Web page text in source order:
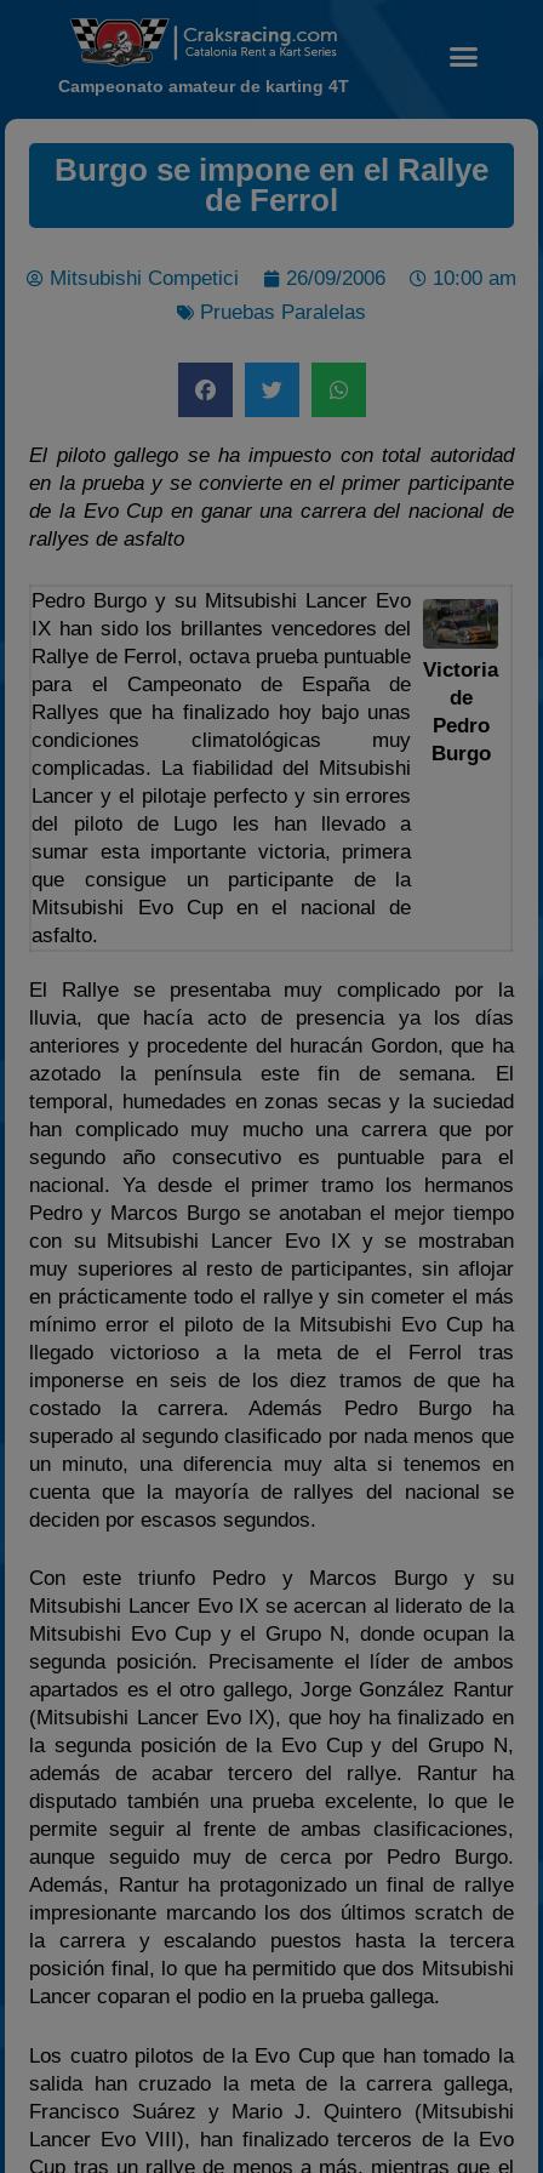
Noticias
Calendario
Temporada 2026
Carreras finalizadas
Temporadas anteriores
2020-2021
2025
Estadísticas
Preguntas Frecuentes
Campeonato amateur de karting 4T
Burgo se impone en el Rallye
de Ferrol
Mitsubishi Competici 26/09/2006
10:00 am
Pruebas Paralelas
El piloto gallego se ha impuesto con total autoridad
en la prueba y se convierte en el primer participante
de la Evo Cup en ganar una carrera del nacional de
rallyes de asfalto
Pedro Burgo y su Mitsubishi Lancer Evo
IX han sido los brillantes vencedores del
Rallye de Ferrol, octava prueba puntuable
para el Campeonato de España de
Rallyes que ha finalizado hoy bajo unas
condiciones climatológicas muy
complicadas. La fiabilidad del Mitsubishi
Lancer y el pilotaje perfecto y sin errores
del piloto de Lugo les han llevado a
sumar esta importante victoria, primera
que consigue un participante de la
Mitsubishi Evo Cup en el nacional de
asfalto.
Victoria
de
Pedro
Burgo
El Rallye se presentaba muy complicado por la
lluvia, que hacía acto de presencia ya los días
anteriores y procedente del huracán Gordon, que ha
azotado la península este fin de semana. El
temporal, humedades en zonas secas y la suciedad
han complicado muy mucho una carrera que por
segundo año consecutivo es puntuable para el
nacional. Ya desde el primer tramo los hermanos
Pedro y Marcos Burgo se anotaban el mejor tiempo
con su Mitsubishi Lancer Evo IX y se mostraban
muy superiores al resto de participantes, sin aflojar
en prácticamente todo el rallye y sin cometer el más
mínimo error el piloto de la Mitsubishi Evo Cup ha
llegado victorioso a la meta de el Ferrol tras
imponerse en seis de los diez tramos de que ha
costado la carrera. Además Pedro Burgo ha
superado al segundo clasificado por nada menos que
un minuto, una diferencia muy alta si tenemos en
cuenta que la mayoría de rallyes del nacional se
deciden por escasos segundos.
Con este triunfo Pedro y Marcos Burgo y su
Mitsubishi Lancer Evo IX se acercan al liderato de la
Mitsubishi Evo Cup y el Grupo N, donde ocupan la
segunda posición. Precisamente el líder de ambos
apartados es el otro gallego, Jorge González Rantur
(Mitsubishi Lancer Evo IX), que hoy ha finalizado en
la segunda posición de la Evo Cup y del Grupo N,
además de acabar tercero del rallye. Rantur ha
disputado también una prueba excelente, lo que le
permite seguir al frente de ambas clasificaciones,
aunque seguido muy de cerca por Pedro Burgo.
Además, Rantur ha protagonizado un final de rallye
impresionante marcando los dos últimos scratch de
la carrera y escalando puestos hasta la tercera
posición final, lo que ha permitido que dos Mitsubishi
Lancer coparan el podio en la prueba gallega.
Los cuatro pilotos de la Evo Cup que han tomado la
salida han cruzado la meta de la carrera gallega,
Francisco Suárez y Mario J. Quintero (Mitsubishi
Lancer Evo VIII), han finalizado terceros de la Evo
Cup tras un rallye de menos a más, mientras que el